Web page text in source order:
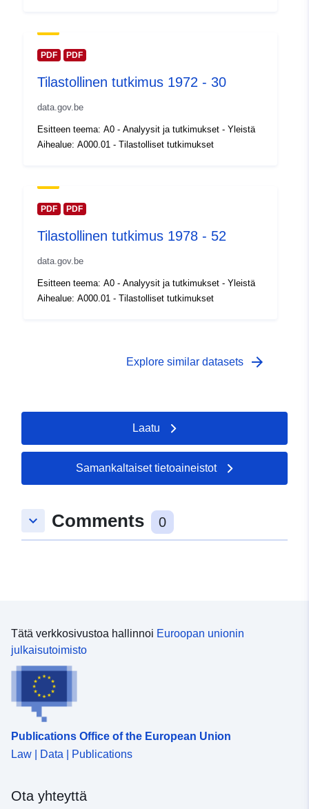
Alueellinen:
[ 2.54, 49.49 ], [ 2.54, 51.51 ]
uriRef:
Käyttöoikeudet: public
kattavuus:
- 31 December 1995
PDF PDF
Tilastollinen tutkimus 1972 - 30
data.gov.be
Esitteen teema: A0 - Analyysit ja tutkimukset - Yleistä
Aihealue: A000.01 - Tilastolliset tutkimukset
PDF PDF
Tilastollinen tutkimus 1978 - 52
data.gov.be
Esitteen teema: A0 - Analyysit ja tutkimukset - Yleistä
Aihealue: A000.01 - Tilastolliset tutkimukset
Explore similar datasets arrow_forward
Laatu
Samankaltaiset tietoaineistot
keyboard_arrow_down Comments 0
Tätä verkkosivustoa hallinnoi Euroopan unionin
julkaisutoimisto
Publications Office of the European Union
Law | Data | Publications
Ota yhteyttä